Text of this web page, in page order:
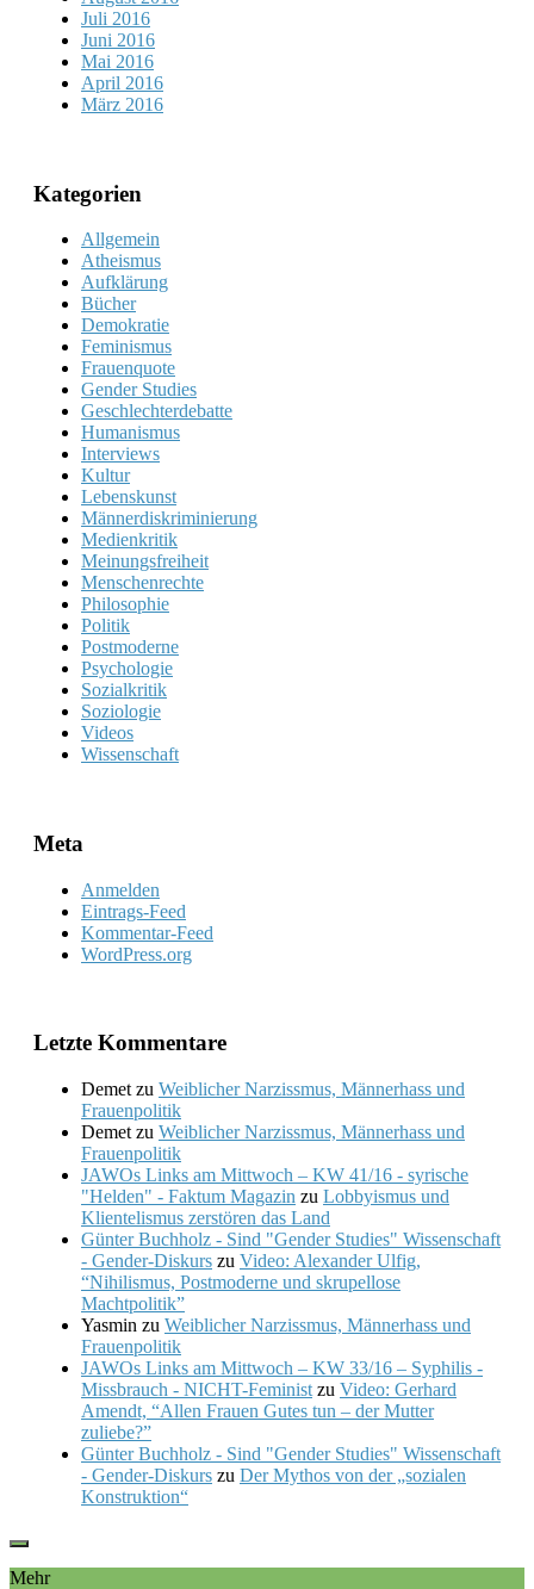
Juli 2016
Juni 2016
Mai 2016
April 2016
März 2016
Kategorien
Allgemein
Atheismus
Aufklärung
Bücher
Demokratie
Feminismus
Frauenquote
Gender Studies
Geschlechterdebatte
Humanismus
Interviews
Kultur
Lebenskunst
Männerdiskriminierung
Medienkritik
Meinungsfreiheit
Menschenrechte
Philosophie
Politik
Postmoderne
Psychologie
Sozialkritik
Soziologie
Videos
Wissenschaft
Meta
Anmelden
Eintrags-Feed
Kommentar-Feed
WordPress.org
Letzte Kommentare
Demet zu Weiblicher Narzissmus, Männerhass und
Frauenpolitik
Demet zu Weiblicher Narzissmus, Männerhass und
Frauenpolitik
JAWOs Links am Mittwoch – KW 41/16 - syrische
"Helden" - Faktum Magazin zu Lobbyismus und
Klientelismus zerstören das Land
Günter Buchholz - Sind "Gender Studies" Wissenschaft
- Gender-Diskurs zu Video: Alexander Ulfig,
“Nihilismus, Postmoderne und skrupellose
Machtpolitik”
Yasmin zu Weiblicher Narzissmus, Männerhass und
Frauenpolitik
JAWOs Links am Mittwoch – KW 33/16 – Syphilis -
Missbrauch - NICHT-Feminist zu Video: Gerhard
Amendt, “Allen Frauen Gutes tun – der Mutter
zuliebe?”
Günter Buchholz - Sind "Gender Studies" Wissenschaft
- Gender-Diskurs zu Der Mythos von der „sozialen
Konstruktion“
Mehr